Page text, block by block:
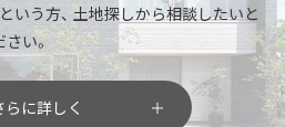
いう方、 土地探しから相談したいと
い。
らに詳しく